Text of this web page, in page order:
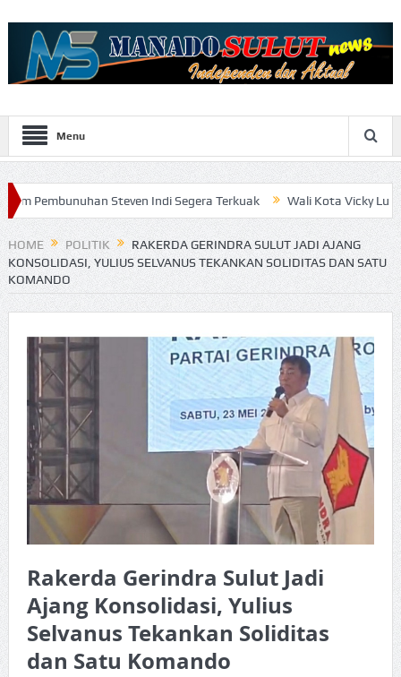
Menu
Steven Indi Segera Terkuak Wali Kota Vicky Lumentut
HOME POLITIK
RAKERDA GERINDRA SULUT JADI AJANG
KONSOLIDASI, YULIUS SELVANUS TEKANKAN SOLIDITAS DAN SATU
KOMANDO
Rakerda Gerindra Sulut Jadi
Ajang Konsolidasi, Yulius
Selvanus Tekankan Soliditas
dan Satu Komando